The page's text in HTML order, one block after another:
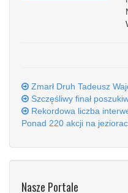
Zmarł Druh Tadeusz
Szczęśliwy finał
Rekordowa liczba
Ponad 220 akcji na
Nasze Portale